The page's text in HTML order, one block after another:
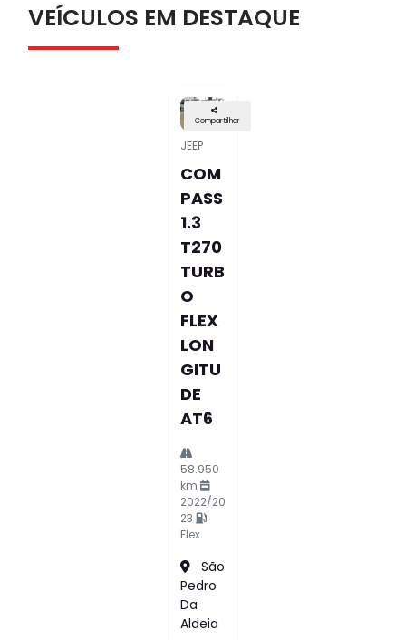
VEÍCULOS EM DESTAQUE
Compartilhar
JEEP
COM
PASS
1.3
T270
TURB
O
FLEX
LON
GITU
DE
AT6
58.950
km
2022/20
23
Flex
São
Pedro
Da
Aldeia